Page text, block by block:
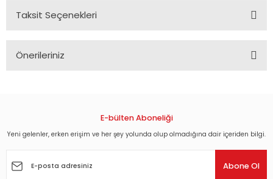
Taksit Seçenekleri
Önerileriniz
Görüş ve önerileriniz için teşekkür ederiz.
Ürün açıklamasında eksik bilgiler bulunuyor.
E-bülten Aboneliği
Yeni gelenler, erken erişim ve her şey yolunda olup olmadığına dair içeriden bilgi.
Abone Ol